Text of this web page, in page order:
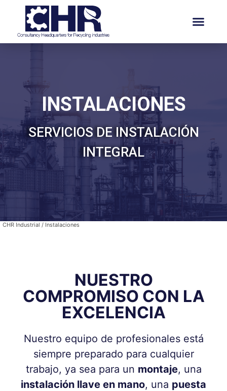
INSTALACIONES
SERVICIOS DE INSTALACIÓN
INTEGRAL
CHR Industrial / Instalaciones
NUESTRO
COMPROMISO CON LA
EXCELENCIA
Nuestro equipo de profesionales está
siempre preparado para cualquier
trabajo, ya sea para un montaje, una
instalación llave en mano, una puesta